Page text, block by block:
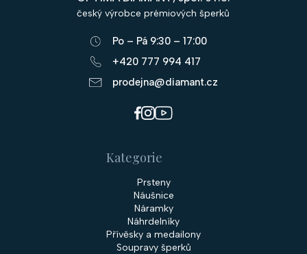
český výrobce prémiových šperků
Po – Pá 9:30 – 17:00
+420 777 994 417
prodejna@diamant.cz
Kategorie
Prsteny
Náušnice
Náramky
Náhrdelníky
Přívěsky a medailony
Soupravy šperků